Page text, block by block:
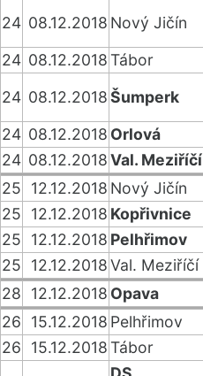
24 08.12.2018 Nový Jičín
24 08.12.2018Tábor
24 08.12.2018Šumperk
24 08.12.2018 Orlová
24 08.12.2018Val. Meziříčí
25
12.12.2018 Nový Jičín
25
12.12.2018 Kopřivnice
25
12.12.2018 Pelhřimov
25
12.12.2018Val. Meziříčí
28
12.12.2018 Opava
26
15.12.2018 Pelhřimov
26
15.12.2018Tábor